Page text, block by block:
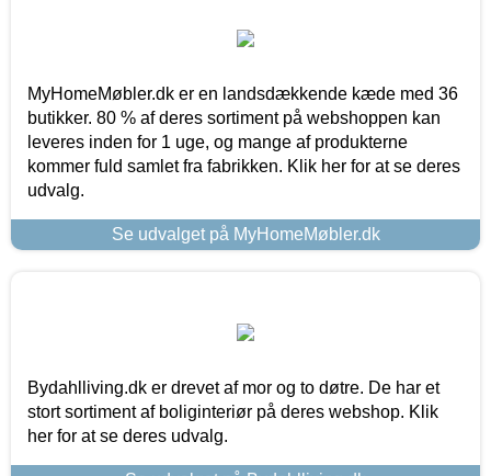
MyHomeMøbler.dk er en landsdækkende kæde med 36
butikker. 80 % af deres sortiment på webshoppen kan
leveres inden for 1 uge, og mange af produkterne
kommer fuld samlet fra fabrikken. Klik her for at se deres
udvalg.
Se udvalget på MyHomeMøbler.dk
Bydahlliving.dk er drevet af mor og to døtre. De har et
stort sortiment af boliginteriør på deres webshop. Klik
her for at se deres udvalg.